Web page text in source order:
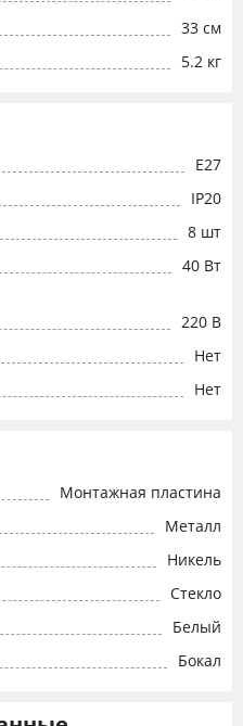
33 см
5.2 кг
E27
IP20
8 шт
40 Вт
220 В
Нет
Нет
Монтажная пластина
Металл
Никель
Стекло
Белый
Бокал